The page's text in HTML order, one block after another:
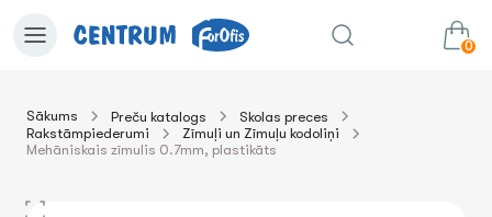
0
uz grozu Summa:
Sākums Preču katalogs
Skolas preces
Rakstāmpiederumi
Zīmuļi un Zīmuļu kodoliņi
Mehāniskais zīmulis 0.7mm, plastikāts